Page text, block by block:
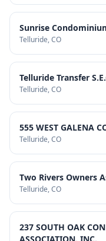
Sunrise
Telluride, CO
Telluride Transfer
Telluride, CO
555 WEST GALENA
Telluride, CO
Two Rivers Owners
Telluride, CO
237 SOUTH OAK